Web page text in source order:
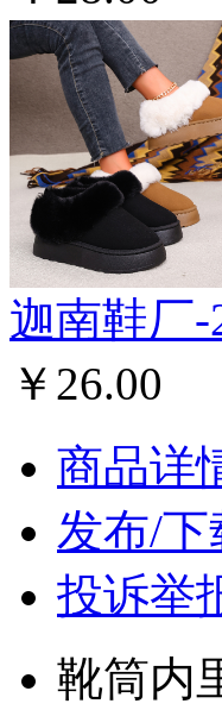
迦南鞋厂-
￥26.00
商品详
发布/下
投诉举
靴筒内